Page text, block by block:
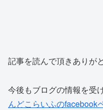
記事を読んで頂きありが
今後もブログの情報を受
んどこらいふのfacebook